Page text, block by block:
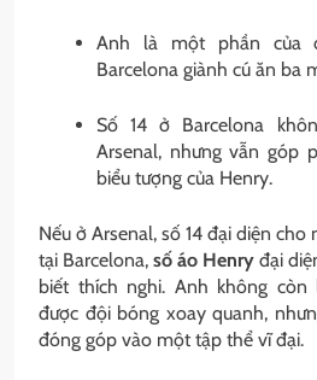
Anh là một phần
Barcelona giành cú ăn ba
Số 14 ở Barcelona
Arsenal, nhưng vẫn góp
biểu tượng của Henry.
Nếu ở Arsenal, số 14 đại diện
tại Barcelona, số áo Henry đại
biết thích nghi. Anh không
được đội bóng xoay quanh,
đóng góp vào một tập thể vĩ đại.